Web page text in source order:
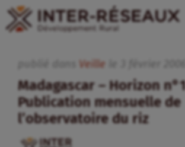
Veille
Madagascar – Horizon
Publication mensuelle de
l’observatoire du riz